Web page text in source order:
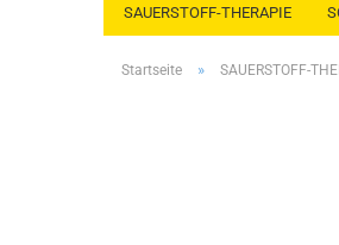
SAUERSTOFF-THERAPIE
Startseite » SAUERSTOFF-